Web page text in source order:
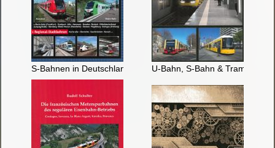
S-Bahnen in Deutschland : Regional-Stadttbahnen / Schwandl
U-Bahn, S-Bahn & Tram Berlin